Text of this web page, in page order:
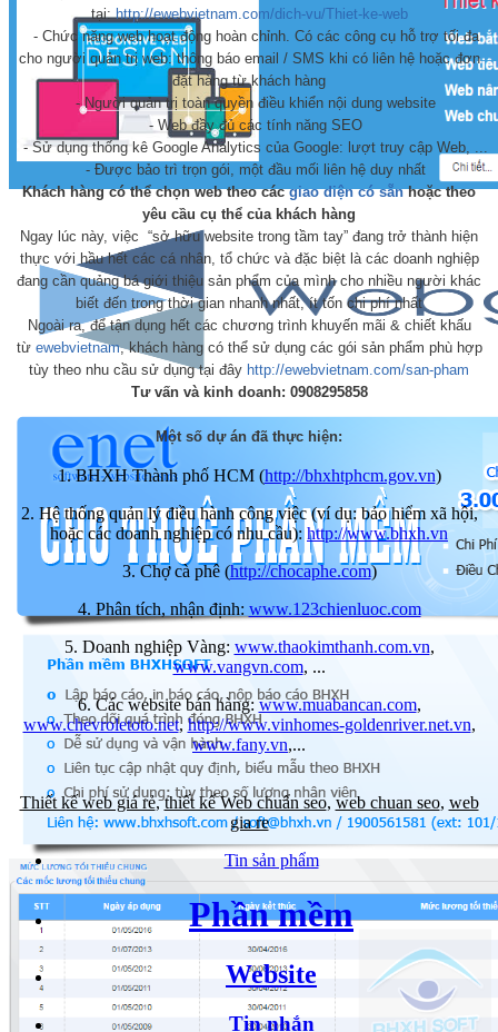
tại:http://ewebvietnam.com/dich-vu/Thiet-ke-web
- Chức năng web hoạt động hoàn chỉnh. Có các công cụ hỗ trợ tối đa
cho người quản trị web: thông báo email / SMS khi có liên hệ hoặc đơn
đặt hàng từ khách hàng
- Người quản trị toàn quyền điều khiển nội dung website
- Web đầy đủ các tính năng SEO
- Sử dụng thống kê Google Analytics của Google: lượt truy cập Web, ...
- Được bảo trì trọn gói, một đầu mối liên hệ duy nhất
Khách hàng có thể chọn web theo cácgiao diện có sẵnhoặc theo
yêu cầu cụ thể của khách hàng
Ngay lúc này, việc “sở hữu website trong tầm tay” đang trở thành hiện
thực với hầu hết các cá nhân, tổ chức và đặc biệt là các doanh nghiệp
đang cần quảng bá giới thiệu sản phẩm của mình cho nhiều người khác
biết đến trong thời gian nhanh nhất, ít tốn chi phí nhất
Ngoài ra, để tận dụng hết các chương trình khuyến mãi & chiết khấu
từ ewebvietnam, khách hàng có thể sử dụng các gói sản phẩm phù hợp
tùy theo nhu cầu sử dụng tại đây http://ewebvietnam.com/san-pham
Tư vấn và kinh doanh: 0908295858
Một số dự án đã thực hiện:
1. BHXH Thành phố HCM (http://bhxhtphcm.gov.vn)
2. Hệ thống quản lý điều hành công việc (ví dụ: bảo hiểm xã hội,
hoặc các doanh nghiệp có nhu cầu): http://www.bhxh.vn
3. Chợ cà phê (http://chocaphe.com)
4. Phân tích, nhận định: www.123chienluoc.com
5. Doanh nghiệp Vàng: www.thaokimthanh.com.vn,
www.vangvn.com, ...
6. Các website bán hàng:www.muabancan.com,
www.chevroletoto.net, http://www.vinhomes-goldenriver.net.vn,
www.fany.vn,...
Thiết kế web giá rẻ,thiết kế Web chuẩn seo,web chuan seo, web
gia re
Tin sản phẩm
Phần mềm
Website
Tin nhắn